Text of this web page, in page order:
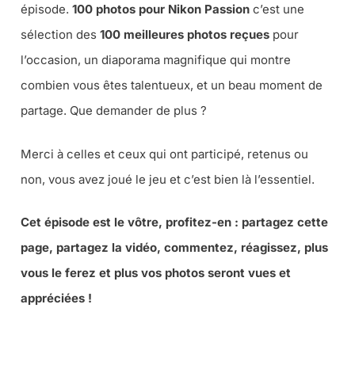
épisode. 100 photos pour Nikon Passion c’est une
sélection des 100 meilleures photos reçues pour
l’occasion, un diaporama magnifique qui montre
combien vous êtes talentueux, et un beau moment de
partage. Que demander de plus ?
Merci à celles et ceux qui ont participé, retenus ou
non, vous avez joué le jeu et c’est bien là l’essentiel.
Cet épisode est le vôtre, profitez-en : partagez cette
page, partagez la vidéo, commentez, réagissez, plus
vous le ferez et plus vos photos seront vues et
appréciées !